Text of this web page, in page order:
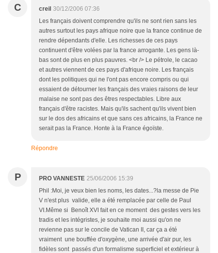
C creil 30/12/2006 07:36
Les français doivent comprendre qu'ils ne sont rien sans les
autres surtout les pays afrique noire que la france continue de
rendre dépendants d'elle. Les richesses de ces pays
continuent d'être volées par la france arrogante. Les gens là-
bas sont de plus en plus pauvres. <br /> Le pétrole, le cacao
et autres viennent de ces pays d'afrique noire. Les français
dont les politiques qui ne l'ont pas encore compris ou qui
essaient de détourner les français des vraies raisons de leur
malaise ne sont pas des êtres respectables. Libre aux
français d'être racistes. Mais qu'ils sachent qu'ils vivent bien
sur le dos des africains et que sans ces africains, la France ne
serait pas la France. Honte à la France égoïste.
Répondre
P PRO VANNESTE 25/06/2006 15:39
Phil :Moi, je veux bien les noms, les dates...?la messe de Pie
V n'est plus valide, elle a été remplacée par celle de Paul
VI.Même si Benoît XVI fait en ce moment des gestes vers les
tradis et les intégristes, je souhaite moi aussi qu'on ne
revienne pas sur le concile de Vatican II, car ça a été
vraiment une bouffée d'oxygène, une arrivée d'air pur, les
fidèles sont passés d'un formalisme superficiel et extérieur à